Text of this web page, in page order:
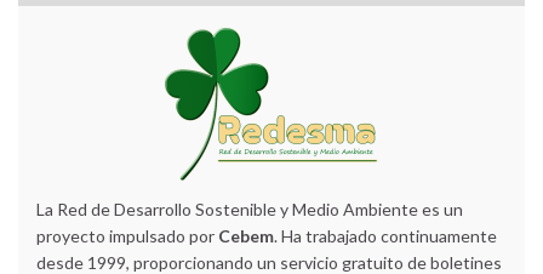
La Red de Desarrollo Sostenible y Medio Ambiente es un
proyecto impulsado por Cebem. Ha trabajado continuamente
desde 1999, proporcionando un servicio gratuito de boletines